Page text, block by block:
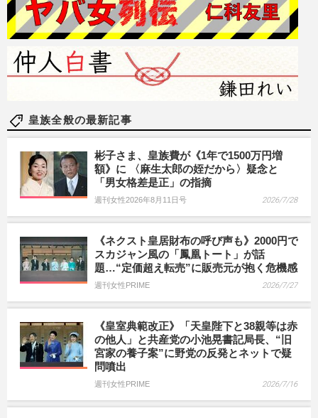
皇族全般の最新記事
彬子さま、皇族費が《1年で1500万円増
額》に 〈麻生太郎の姪だから〉疑念と
「男女格差是正」の指摘
週刊女性2026年8月11日号 2026/7/28
《ネクスト皇居財布の呼び声も》2000円で
スカジャン風の「鳳凰トート」が話
題…“定価超え転売”に販売元が抱く危機感
週刊女性PRIME 2026/7/27
《皇室典範改正》「天皇陛下と38親等は赤
の他人」と共産党の小池晃書記局長、“旧
宮家の養子案”に野党の反発とネットで疑
問噴出
週刊女性PRIME 2026/7/16